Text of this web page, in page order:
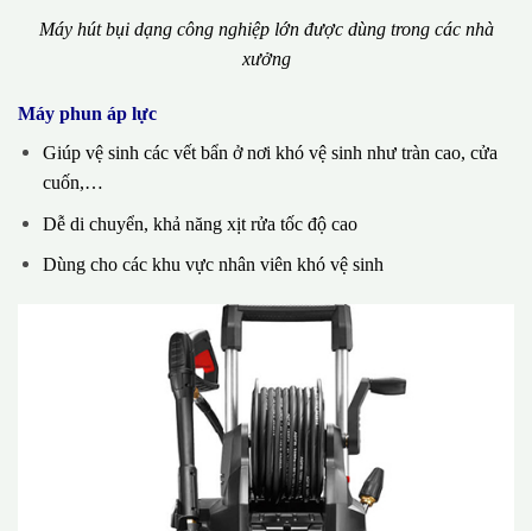
Máy hút bụi dạng công nghiệp lớn được dùng trong các nhà
xưởng
Máy phun áp lực
Giúp vệ sinh các vết bẩn ở nơi khó vệ sinh như tràn cao, cửa
cuốn,…
Dễ di chuyển, khả năng xịt rửa tốc độ cao
Dùng cho các khu vực nhân viên khó vệ sinh